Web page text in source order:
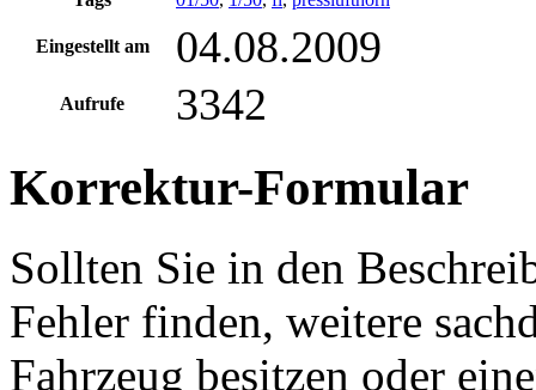
Eingestellt am 04.08.2009
Aufrufe 3342
Korrektur-Formular
Sollten Sie in den
Fehler finden, weitere
Fahrzeug besitzen oder